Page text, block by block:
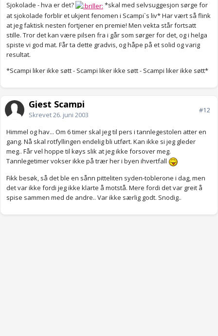
Sjokolade - hva er det?
*skal med selvsuggesjon sørge for
at sjokolade forblir et ukjent fenomen i Scampi`s liv* Har vært så flink
at jeg faktisk nesten fortjener en premie! Men vekta står fortsatt
stille. Tror det kan være pilsen fra i går som sørger for det, og i helga
spiste vi god mat. Får ta dette gradvis, og håpe på et solid og varig
resultat.
*Scampi liker ikke søtt - Scampi liker ikke søtt - Scampi liker ikke søtt*
Gjest Scampi
Skrevet26. juni 2003
#12
Himmel og hav... Om 6 timer skal jeg til pers i tannlegestolen atter en
gang. Nå skal rotfyllingen endelig bli utført. Kan ikke si jeg gleder
meg.. Får vel hoppe til køys slik at jeg ikke forsover meg.
Tannlegetimer vokser ikke på trær her i byen ihvertfall
Fikk besøk, så det ble en sånn pitteliten syden-toblerone i dag, men
det var ikke fordi jeg ikke klarte å motstå. Mere fordi det var greit å
spise sammen med de andre.. Var ikke særlig godt. Snodig..